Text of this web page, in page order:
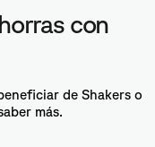
con
de Shakers o
más.